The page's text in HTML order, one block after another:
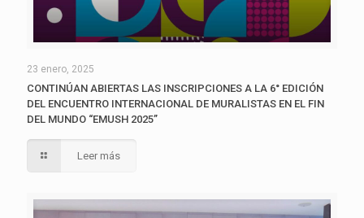
23 enero, 2025
CONTINÚAN ABIERTAS LAS INSCRIPCIONES A LA 6° EDICIÓN
DEL ENCUENTRO INTERNACIONAL DE MURALISTAS EN EL FIN
DEL MUNDO “EMUSH 2025”
Leer más